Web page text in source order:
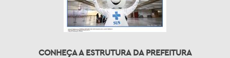
CONHEÇA A ESTRUTURA DA PREFEITURA